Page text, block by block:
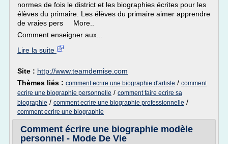
normes de fois le district et les biographies écrites pour les
élèves du primaire. Les élèves du primaire aimer apprendre
de vraies pers More..
Comment enseigner aux...
Lire la suite
Site : http://www.teamdemise.com
Thèmes liés : comment ecrire une biographie d'artiste / comment
ecrire une biographie personnelle / comment faire ecrire sa
biographie / comment ecrire une biographie professionnelle /
comment ecrire une biographie
Comment écrire une biographie modèle
personnel - Mode De Vie